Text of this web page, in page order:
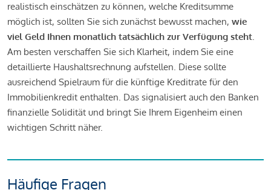
realistisch einschätzen zu können, welche Kreditsumme
möglich ist, sollten Sie sich zunächst bewusst machen, wie
viel Geld Ihnen monatlich tatsächlich zur Verfügung steht.
Am besten verschaffen Sie sich Klarheit, indem Sie eine
detaillierte Haushaltsrechnung aufstellen. Diese sollte
ausreichend Spielraum für die künftige Kreditrate für den
Immobilienkredit enthalten. Das signalisiert auch den Banken
finanzielle Solidität und bringt Sie Ihrem Eigenheim einen
wichtigen Schritt näher.
Häufige Fragen